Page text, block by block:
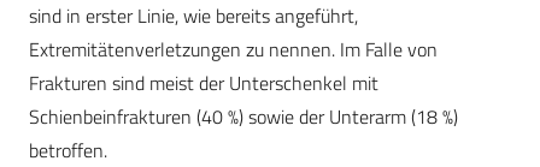
sind in erster Linie, wie bereits angeführt,
Extremitätenverletzungen zu nennen. Im Falle von
Frakturen sind meist der Unterschenkel mit
Schienbeinfrakturen (40 %) sowie der Unterarm (18 %)
betroffen.